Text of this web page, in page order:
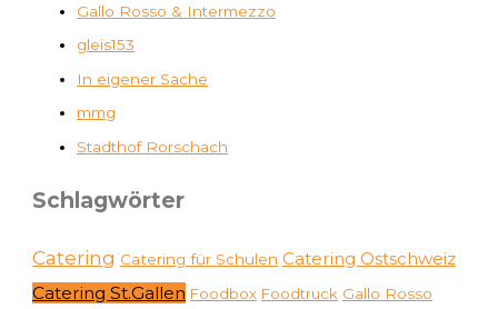
Gallo Rosso & Intermezzo
gleis153
In eigener Sache
mmg
Stadthof Rorschach
Schlagwörter
Catering Catering für Schulen Catering Ostschweiz
Catering St.Gallen Foodbox Foodtruck Gallo Rosso